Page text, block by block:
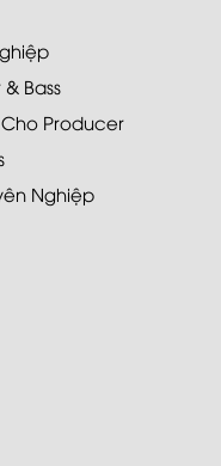
Bass
Producer
Nghiệp